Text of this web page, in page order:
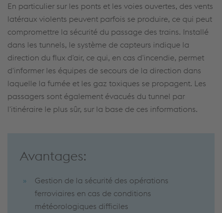
En particulier sur les ponts et les voies ouvertes, des vents
latéraux violents peuvent parfois se produire, ce qui peut
compromettre la sécurité du passage des trains. Installé
dans les tunnels, le système de capteurs indique la
direction du flux d'air, ce qui, en cas d'incendie, permet
d'informer les équipes de secours de la direction dans
laquelle la fumée et les gaz toxiques se propagent. Les
passagers sont également évacués du tunnel par
l'itinéraire le plus sûr, sur la base de ces informations.
Avantages:
Gestion de la sécurité des opérations
ferroviaires en cas de conditions
météorologiques difficiles